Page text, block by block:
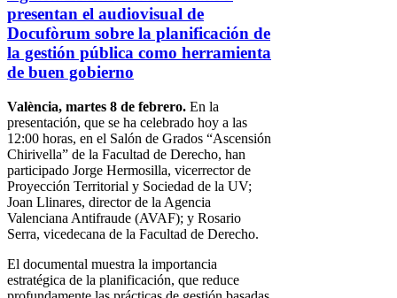
presentan el audiovisual de
Docufòrum sobre la planificación de
la gestión pública como herramienta
de buen gobierno
València, martes 8 de febrero. En la
presentación, que se ha celebrado hoy a las
12:00 horas, en el Salón de Grados “Ascensión
Chirivella” de la Facultad de Derecho, han
participado Jorge Hermosilla, vicerrector de
Proyección Territorial y Sociedad de la UV;
Joan Llinares, director de la Agencia
Valenciana Antifraude (AVAF); y Rosario
Serra, vicedecana de la Facultad de Derecho.
El documental muestra la importancia
estratégica de la planificación, que reduce